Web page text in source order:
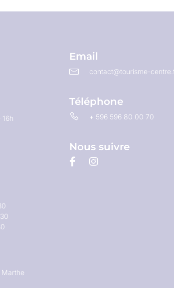
Email
contact@tourisme-
Téléphone
+ 596 596 80 00 70
Nous suivre